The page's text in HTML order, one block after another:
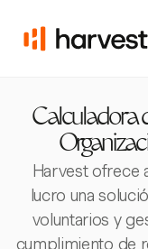
Calculadora
Harvest ofrece
lucro una
voluntarios y
cumplimiento de